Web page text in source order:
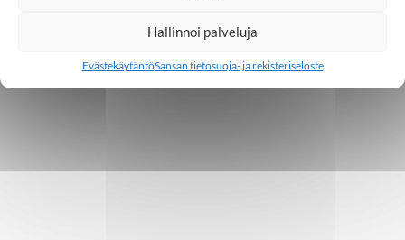
Hallinnoi palveluja
EvästekäytäntöSansan tietosuoja- ja rekisteriseloste